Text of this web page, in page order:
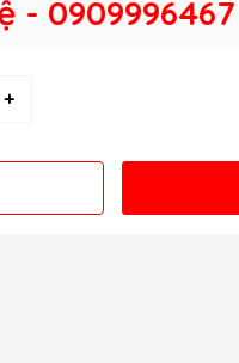
- 0909996467
+